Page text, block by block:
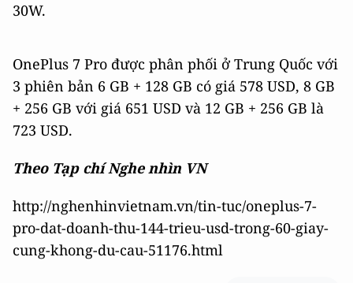
30W.
OnePlus 7 Pro được phân phối ở Trung Quốc với
3 phiên bản 6 GB + 128 GB có giá 578 USD, 8 GB
+ 256 GB với giá 651 USD và 12 GB + 256 GB là
723 USD.
Theo Tạp chí Nghe nhìn VN
http://nghenhinvietnam.vn/tin-tuc/oneplus-7-
pro-dat-doanh-thu-144-trieu-usd-trong-60-giay-
cung-khong-du-cau-51176.html